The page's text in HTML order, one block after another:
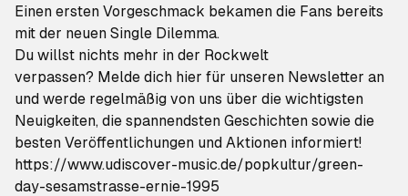
Einen ersten Vorgeschmack bekamen die Fans bereits
mit der neuen Single Dilemma.
Du willst nichts mehr in der Rockwelt
verpassen? Melde dich hier für unseren Newsletter an
und werde regelmäßig von uns über die wichtigsten
Neuigkeiten, die spannendsten Geschichten sowie die
besten Veröffentlichungen und Aktionen informiert!
https://www.udiscover-music.de/popkultur/green-
day-sesamstrasse-ernie-1995